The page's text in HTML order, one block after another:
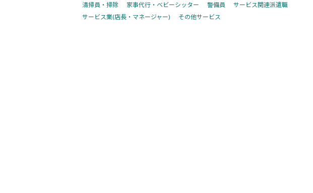
清掃員・掃除 家事代行・ベビーシッター 警備員
サービス関連派遣職
サービス業(店長・マネージャー)
その他サービス